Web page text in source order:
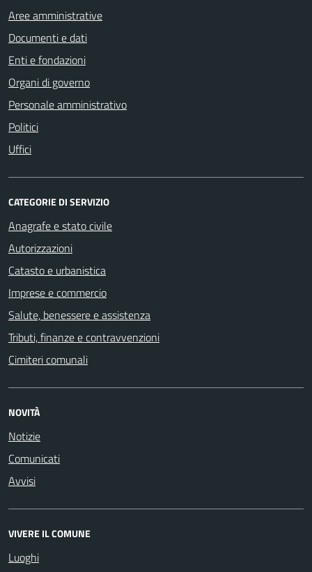
Aree amministrative
Documenti e dati
Enti e fondazioni
Organi di governo
Personale amministrativo
Politici
Uffici
CATEGORIE DI SERVIZIO
Anagrafe e stato civile
Autorizzazioni
Catasto e urbanistica
Imprese e commercio
Salute, benessere e assistenza
Tributi, finanze e contravvenzioni
Cimiteri comunali
NOVITÀ
Notizie
Comunicati
Avvisi
VIVERE IL COMUNE
Luoghi